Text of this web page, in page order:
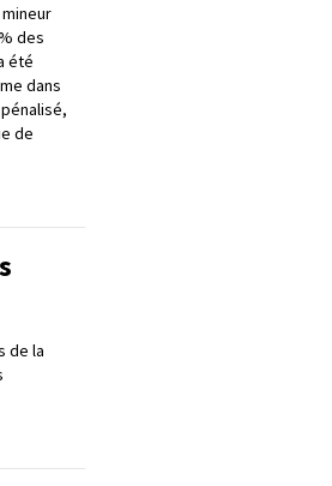
des
été
dans
de
de la